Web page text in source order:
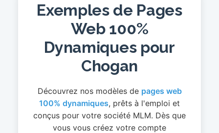
Exemples de Pages
Web 100%
Dynamiques pour
Chogan
Découvrez nos modèles de pages web
100% dynamiques, prêts à l'emploi et
conçus pour votre société MLM. Dès que
vous vous créez votre compte